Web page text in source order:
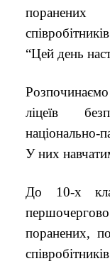
“Цей день
ліцеїв
У них
До 10-х
поранених,